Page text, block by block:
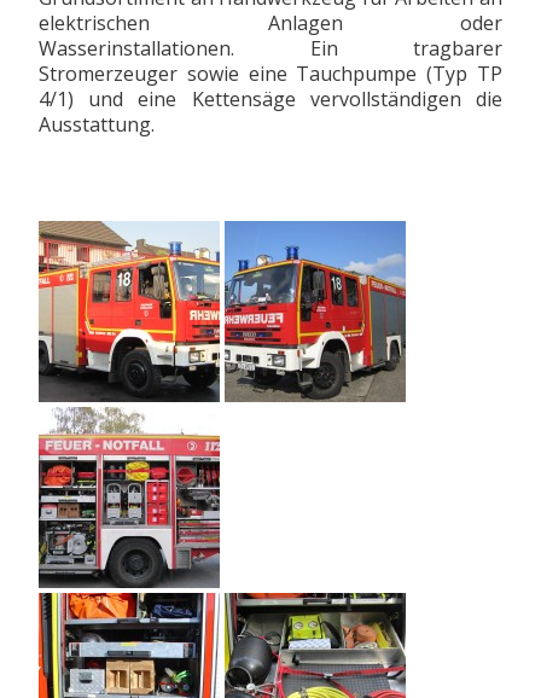
elektrischen Anlagen oder
Wasserinstallationen. Ein tragbarer
Stromerzeuger sowie eine Tauchpumpe (Typ TP
4/1) und eine Kettensäge vervollständigen die
Ausstattung.